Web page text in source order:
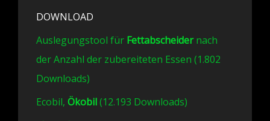
DOWNLOAD
Auslegungstool für Fettabscheidernach
der Anzahl der zubereiteten Essen (1.802
Downloads)
Ecobil, Ökobil(12.193 Downloads)